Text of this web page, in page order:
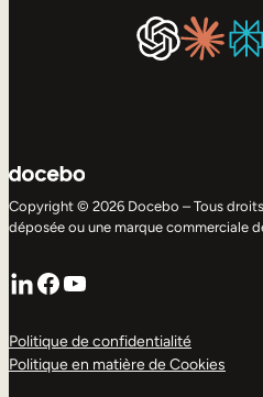
Copyright © 2026 Docebo – Tous
déposée ou une marque commerciale
LinkedIn
Facebook
YouTube
Politique de confidentialité
Politique en matière de Cookies